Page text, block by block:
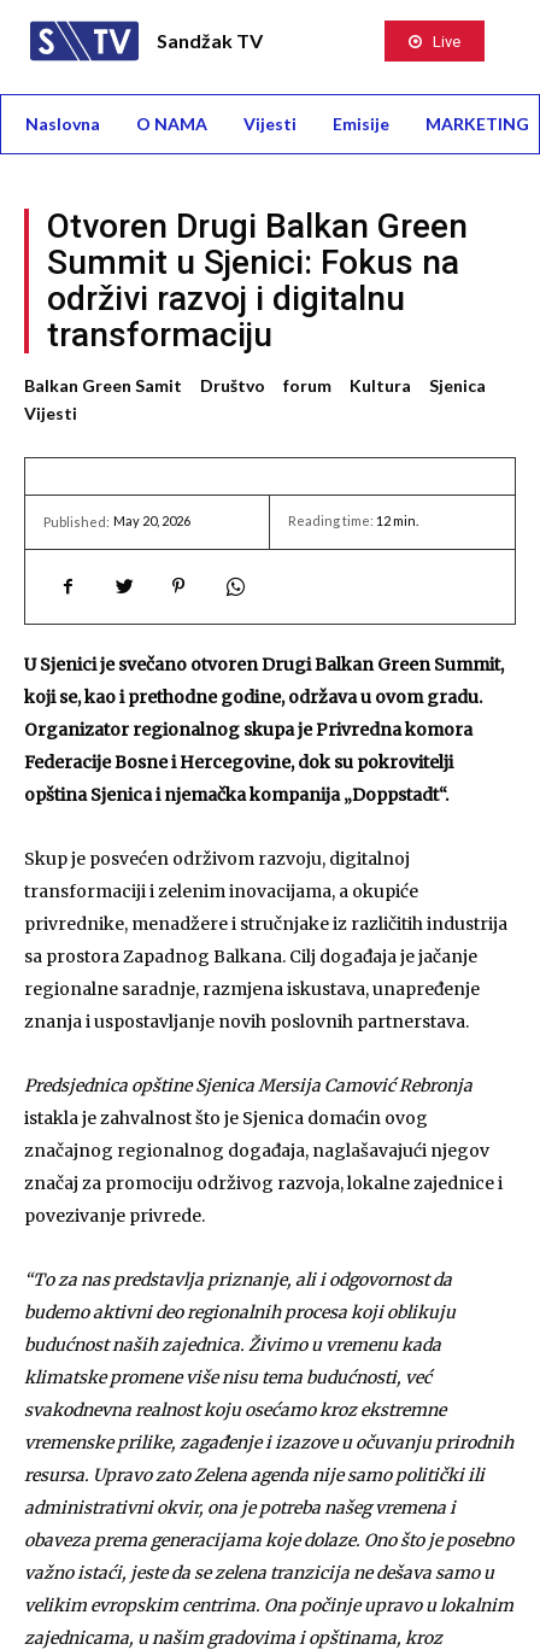
Sandžak TV Live
Naslovna O NAMA Vijesti Emisije MARKETING
Otvoren Drugi Balkan Green
Summit u Sjenici: Fokus na
održivi razvoj i digitalnu
transformaciju
Balkan Green Samit Društvo forum Kultura
Sjenica
Vijesti
Published: May 20, 2026 Reading time: 12min.
U Sjenici je svečano otvoren Drugi Balkan Green Summit,
koji se, kao i prethodne godine, održava u ovom gradu.
Organizator regionalnog skupa je Privredna komora
Federacije Bosne i Hercegovine, dok su pokrovitelji
opština Sjenica i njemačka kompanija „Doppstadt“.
Skup je posvećen održivom razvoju, digitalnoj
transformaciji i zelenim inovacijama, a okupiće
privrednike, menadžere i stručnjake iz različitih industrija
sa prostora Zapadnog Balkana. Cilj događaja je jačanje
regionalne saradnje, razmjena iskustava, unapređenje
znanja i uspostavljanje novih poslovnih partnerstava.
Predsjednica opštine Sjenica Mersija Camović Rebronja
istakla je zahvalnost što je Sjenica domaćin ovog
značajnog regionalnog događaja, naglašavajući njegov
značaj za promociju održivog razvoja, lokalne zajednice i
povezivanje privrede.
“To za nas predstavlja priznanje, ali i odgovornost da
budemo aktivni deo regionalnih procesa koji oblikuju
budućnost naših zajednica. Živimo u vremenu kada
klimatske promene više nisu tema budućnosti, već
svakodnevna realnost koju osećamo kroz ekstremne
vremenske prilike, zagađenje i izazove u očuvanju prirodnih
resursa. Upravo zato Zelena agenda nije samo politički ili
administrativni okvir, ona je potreba našeg vremena i
obaveza prema generacijama koje dolaze. Ono što je posebno
važno istaći, jeste da se zelena tranzicija ne dešava samo u
velikim evropskim centrima. Ona počinje upravo u lokalnim
zajednicama, u našim gradovima i opštinama, kroz